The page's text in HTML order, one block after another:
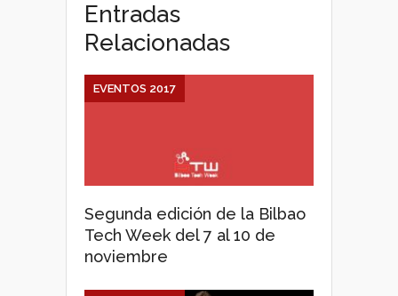
Entradas
Relacionadas
Segunda edición de la Bilbao
Tech Week del 7 al 10 de
noviembre
EVENTOS 2017